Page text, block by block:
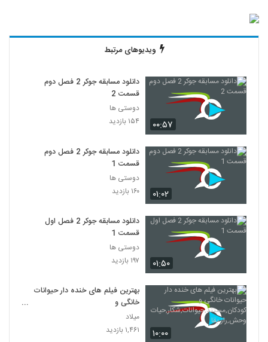
ویدیوهای مرتبط
۰۰:۵۷
دانلود مسابقه جوکر 2 فصل دوم
قسمت 2
دوستی ها
۱۵۴ بازدید
۰۱:۰۲
دانلود مسابقه جوکر 2 فصل دوم
قسمت 1
دوستی ها
۱۶۰ بازدید
۰۱:۵۰
دانلود مسابقه جوکر 2 فصل اول
قسمت 1
دوستی ها
۱۹۷ بازدید
۱۰:۰۰
بهترین فیلم های خنده دار حیوانات
خانگی و
کودکان,مستند,حیوانات,شکار,حیات
وحش,راز بقا
میلاد
۱,۴۶۱ بازدید